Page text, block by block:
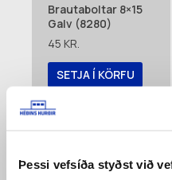
Þessi vefsíða styðst við
Brautaboltar 8×15
Galv (8280)
45 KR.
SETJA Í KÖRFU
Bæta á